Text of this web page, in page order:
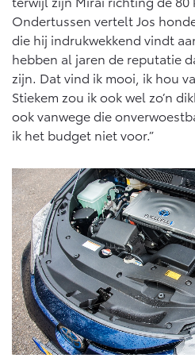
Ondertussen vertelt Jos
die hij indrukwekkend vindt
hebben al jaren de reputatie
zijn. Dat vind ik mooi, ik hou
Stiekem zou ik ook wel zo’n
ook vanwege die
ik het budget niet voor.”